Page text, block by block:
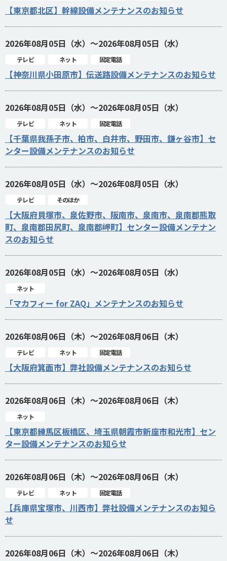
【東京都北区】幹線設備メンテナンスのお知らせ
2026年08月05日（水）～2026年08月05日（水）
テレビ ネット 固定電話
【神奈川県小田原市】伝送路設備メンテナンスのお知らせ
2026年08月05日（水）～2026年08月05日（水）
テレビ ネット 固定電話
【千葉県我孫子市、柏市、白井市、野田市、鎌ヶ谷市】セ
ンター設備メンテナンスのお知らせ
2026年08月05日（水）～2026年08月05日（水）
テレビ そのほか
【大阪府貝塚市、泉佐野市、阪南市、泉南市、泉南郡熊取
町、泉南郡田尻町、泉南郡岬町】センター設備メンテナン
スのお知らせ
2026年08月05日（水）～2026年08月05日（水）
ネット
「マカフィー for ZAQ」メンテナンスのお知らせ
2026年08月06日（木）～2026年08月06日（木）
テレビ ネット 固定電話
【大阪府箕面市】弊社設備メンテナンスのお知らせ
2026年08月06日（木）～2026年08月06日（木）
ネット
【東京都練馬区板橋区、埼玉県朝霞市新座市和光市】セン
ター設備メンテナンスのお知らせ
2026年08月06日（木）～2026年08月06日（木）
テレビ ネット 固定電話
【兵庫県宝塚市、川西市】弊社設備メンテナンスのお知ら
せ
2026年08月06日（木）～2026年08月06日（木）